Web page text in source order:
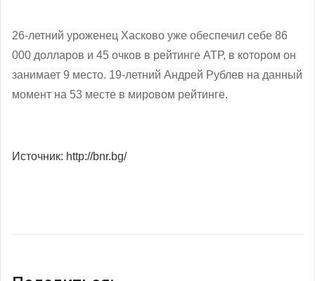
26-летний уроженец Хасково уже обеспечил себе 86
000 долларов и 45 очков в рейтинге АТР, в котором он
занимает 9 место. 19-летний Андрей Рублев на данный
момент на 53 месте в мировом рейтинге.
Источник: http://bnr.bg/